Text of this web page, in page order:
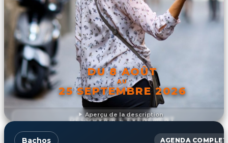
Aperçu de la description
DU 8 AOÛT
AU
25 SEPTEMBRE 2026
DÉCOUVRIR L'ÉVÉNEMENT
Bachos AGENDA COMPLET